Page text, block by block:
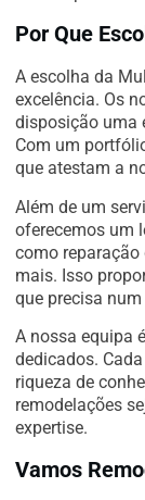
Por Que
A escolha da
excelência. Os
disposição uma
Com um
que atestam a
Além de um
oferecemos um
como reparação
mais. Isso
que precisa
A nossa equipa
dedicados.
riqueza de
remodelações
expertise.
Vamos